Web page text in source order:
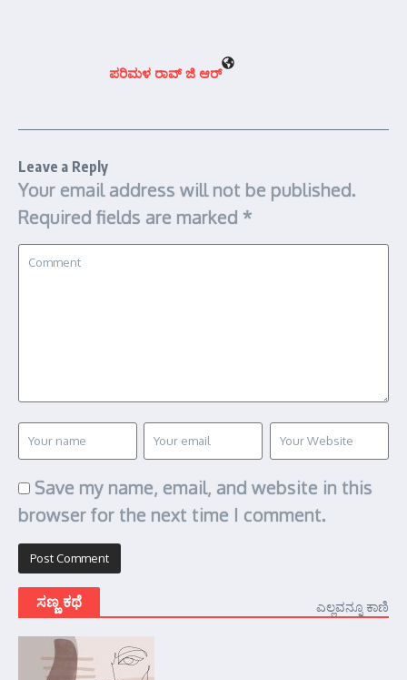
ಪರಿಮಳ ರಾವ್ ಜಿ ಆರ್‍
Leave a Reply
Your email address will not be published.
Required fields are marked *
Save my name, email, and website in this
browser for the next time I comment.
ಸಣ್ಣ ಕಥೆ ಎಲ್ಲವನ್ನೂ ಕಾಣಿ